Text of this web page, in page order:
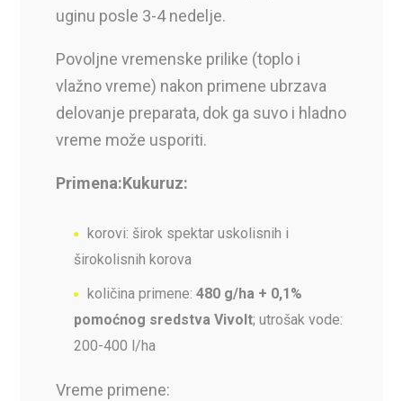
uginu posle 3-4 nedelje.
Povoljne vremenske prilike (toplo i
vlažno vreme) nakon primene ubrzava
delovanje preparata, dok ga suvo i hladno
vreme može usporiti.
Primena:Kukuruz:
korovi: širok spektar uskolisnih i
širokolisnih korova
količina primene:480 g/ha + 0,1%
pomoćnog sredstva Vivolt; utrošak vode:
200-400 l/ha
Vreme primene: